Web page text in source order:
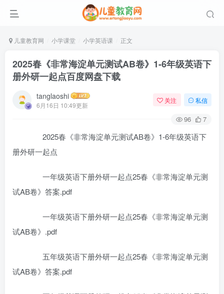
儿童教育网 小学课堂 小学英语课 正文
2025春《非常海淀单元测试AB卷》1-6年级英语下
册外研一起点百度网盘下载
tanglaoshi
6月16日 10:49更新
关注 私信
96 7
2025春《非常海淀单元测试AB卷》1-6年级英语下
册外研一起点
一年级英语下册外研一起点25春《非常海淀单元测
试AB卷》答案.pdf
一年级英语下册外研一起点25春《非常海淀单元测
试AB卷》.pdf
五年级英语下册外研一起点25春《非常海淀单元测
试AB卷》答案.pdf